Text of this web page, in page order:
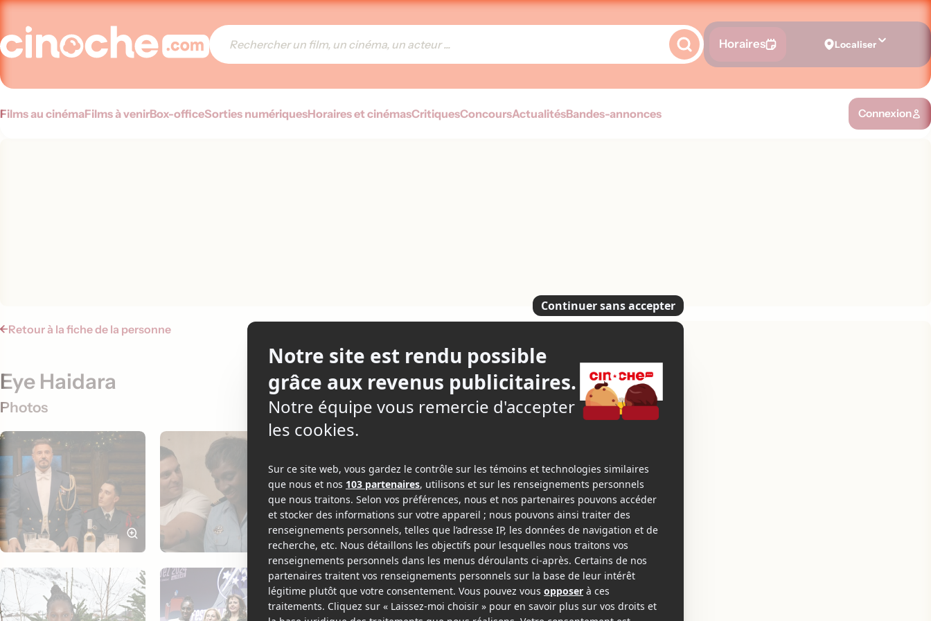
Horaires Localiser
Films au cinémaFilms à venirBox-officeSorties numériquesHoraires et cinémasCritiquesConcoursActualitésBandes-annonces Connexion
Retour à la fiche de la personne
Eye Haidara
Photos